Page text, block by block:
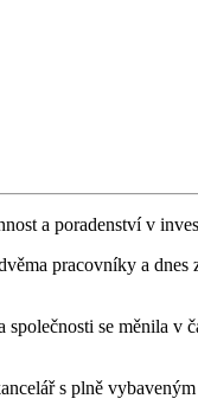
a poradenství v
pracovníky a dnes
se měnila v
s plně